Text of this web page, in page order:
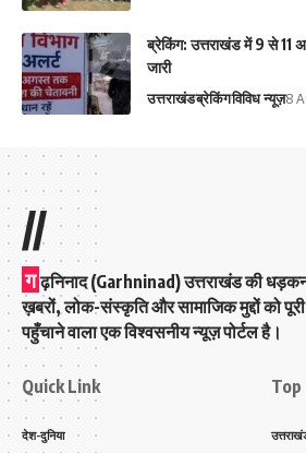
ब्रेकिंग: उत्तराखंड में 9 से 11
जारी
उत्तराखंडब्रेकिंगविविध न्यूज़8
//
ग ढ़निनाद (Garhninad) उत्तराखंड की
ख़बरों, लोक-संस्कृति और सामाजिक मुद्दों को
पहुँचाने वाला एक विश्वसनीय न्यूज़ पोर्टल है।
Quick Link
देश-दुनिया
Top